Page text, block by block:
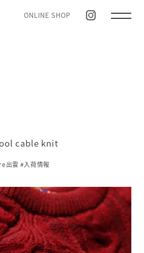
ONLINE SHOP
cable knit
出雲 #入荷情報